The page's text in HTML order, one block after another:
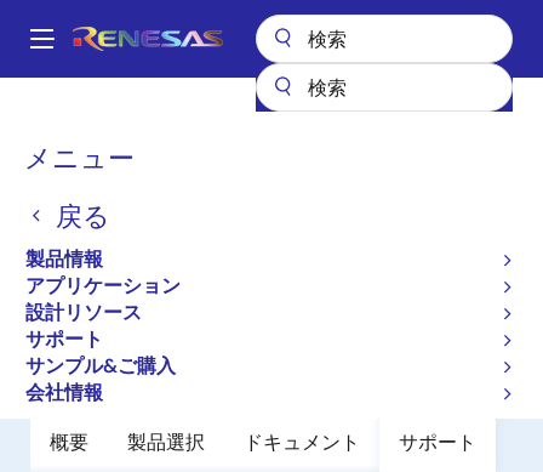
ン
Main
メニュー
戻る
製品情報
アプリケーション
設計リソース
サポート
サンプル&ご購入
会社情報
パ
く
ず
パワーディスクリート
パワーMOSFET
NP90N055MUH
廃止品
Switching N-channel Power MOSFET
概要 製品選択 ドキュメント サポート